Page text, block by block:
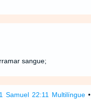
sangue;
1 Samuel 22:11 Multilíngue•